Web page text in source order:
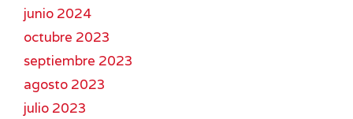
junio 2024
octubre 2023
septiembre 2023
agosto 2023
julio 2023